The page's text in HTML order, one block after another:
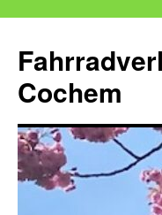
springen
Cochem